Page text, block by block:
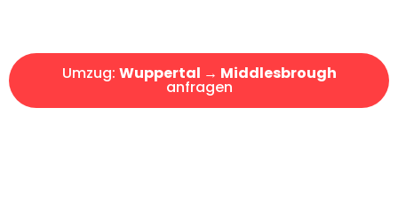
Umzug: Wuppertal → Middlesbrough
anfragen